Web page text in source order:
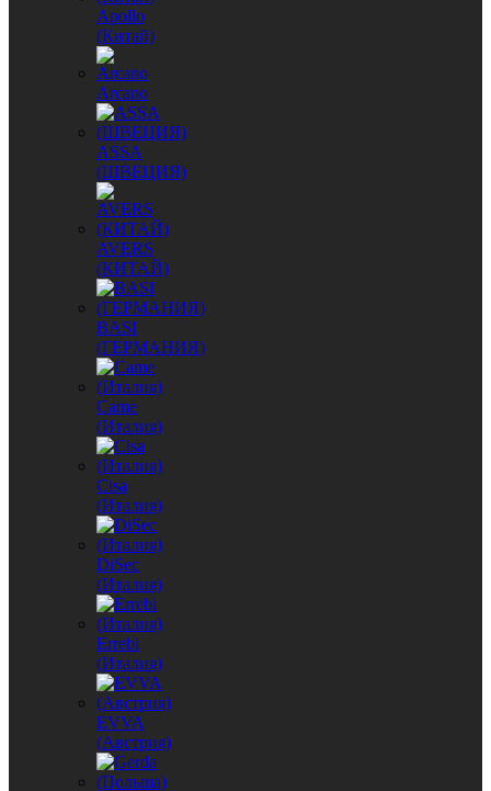
Apollo
(Китай)
Arcano
ASSA
(ШВЕЦИЯ)
AVERS
(КИТАЙ)
BASI
(ГЕРМАНИЯ)
Came
(Италия)
Cisa
(Италия)
DiSec
(Италия)
Errebi
(Италия)
EVVA
(Австрия)